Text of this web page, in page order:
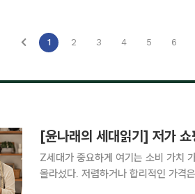
1 2 3 4 5 6
[윤나래의 세대읽기] 저가
Z세대가 중요하게 여기는 소비 가치
올라섰다. 저렴하거나 합리적인 가격